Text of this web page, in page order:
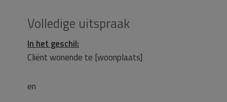
Volledige uitspraak
In het geschil:
Cliënt wonende te [woonplaats]
en